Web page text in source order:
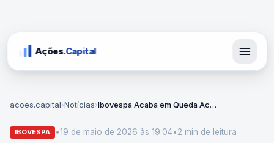
Ações.Capital
acoes.capital›Notícias› Ibovespa Acaba em Queda Acentuada: Entenda o Impacto na Bolsa Brasileira
IBOVESPA •19 de maio de 2026 às 19:04•2 min de leitura